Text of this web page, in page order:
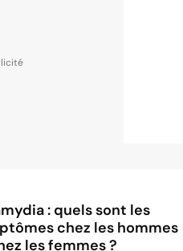
: quels sont les
chez les hommes
les femmes ?